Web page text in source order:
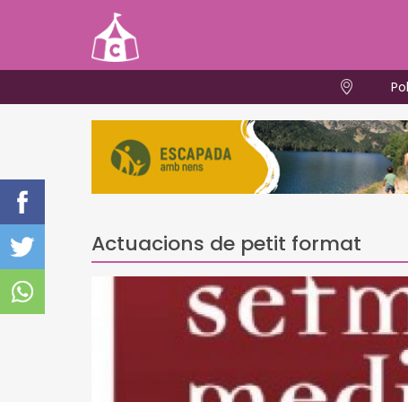
Actuacions de petit format